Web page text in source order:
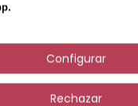
que
también
Configurar
Rechazar